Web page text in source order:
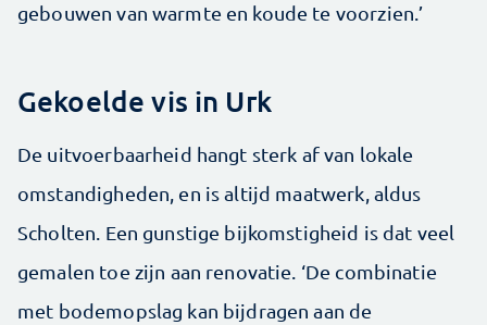
gebouwen van warmte en koude te voorzien.’
Gekoelde vis in Urk
De uitvoerbaarheid hangt sterk af van lokale
omstandigheden, en is altijd maatwerk, aldus
Scholten. Een gunstige bijkomstigheid is dat veel
gemalen toe zijn aan renovatie. ‘De combinatie
met bodemopslag kan bijdragen aan de